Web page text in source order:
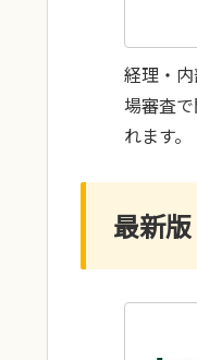
経理・
場審査
れます。
最新